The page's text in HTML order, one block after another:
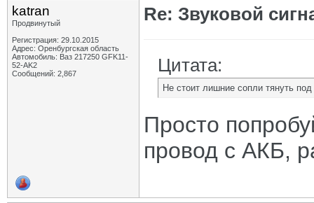
katran
Продвинутый
Регистрация: 29.10.2015
Адрес: Оренбургская область
Автомобиль: Ваз 217250 GFK11-
52-AK2
Сообщений: 2,867
Re: Звуковой
Цитата:
Не стоит лишние сопли тянуть
Просто
провод с АКБ,